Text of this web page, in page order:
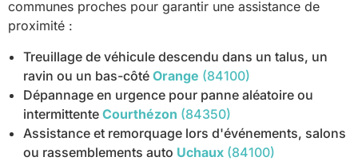
communes proches pour garantir une assistance de
proximité :
Treuillage de véhicule descendu dans un talus, un
ravin ou un bas-côté Orange (84100)
Dépannage en urgence pour panne aléatoire ou
intermittente Courthézon (84350)
Assistance et remorquage lors d'événements, salons
ou rassemblements auto Uchaux (84100)